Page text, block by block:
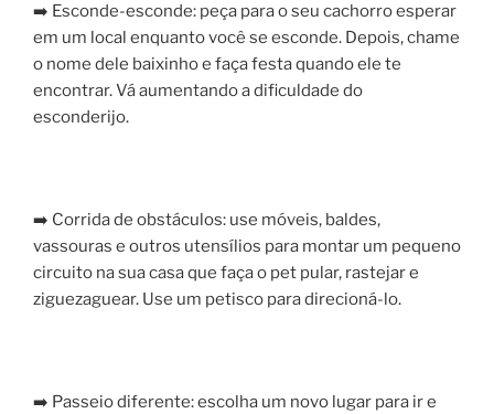
➡️ Esconde-esconde: peça para o seu cachorro esperar
em um local enquanto você se esconde. Depois, chame
o nome dele baixinho e faça festa quando ele te
encontrar. Vá aumentando a dificuldade do
esconderijo.
➡️ Corrida de obstáculos: use móveis, baldes,
vassouras e outros utensílios para montar um pequeno
circuito na sua casa que faça o pet pular, rastejar e
ziguezaguear. Use um petisco para direcioná-lo.
➡️ Passeio diferente: escolha um novo lugar para ir e